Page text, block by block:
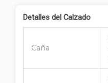
Detalles del Calzado
Caña